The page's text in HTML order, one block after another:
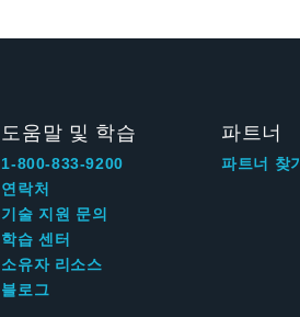
도움말 및 학습
1-800-833-9200
연락처
기술 지원 문의
학습 센터
소유자 리소스
블로그
파트너
파트너 찾기